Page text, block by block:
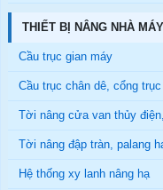
THIẾT BỊ NÂNG NHÀ
Cầu trục gian máy
Cầu trục chân dê, cổng
Tời nâng cửa van thủy
Tời nâng đập tràn, palang
Hệ thống xy lanh nâng hạ